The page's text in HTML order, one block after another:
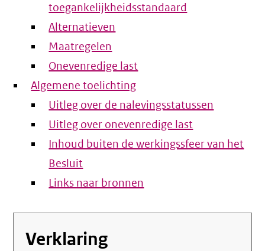
toegankelijkheidsstandaard
Alternatieven
Maatregelen
Onevenredige last
Algemene toelichting
Uitleg over de nalevingsstatussen
Uitleg over onevenredige last
Inhoud buiten de werkingssfeer van het
Besluit
Links naar bronnen
Verklaring